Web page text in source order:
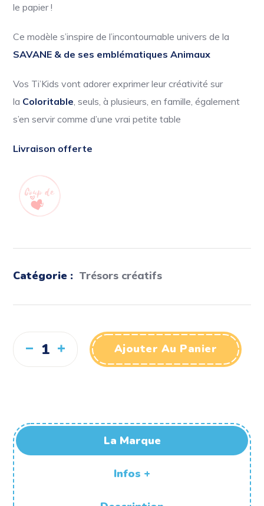
le papier !
Ce modèle s’inspire de l’incontournable univers de la
SAVANE & de ses emblématiques Animaux
Vos Ti’Kids vont adorer exprimer leur créativité sur
la Coloritable , seuls, à plusieurs, en famille, également
s’en servir comme d’une vrai petite table
Livraison offerte
Catégorie : Trésors créatifs
Ajouter Au Panier
La Marque
Infos +